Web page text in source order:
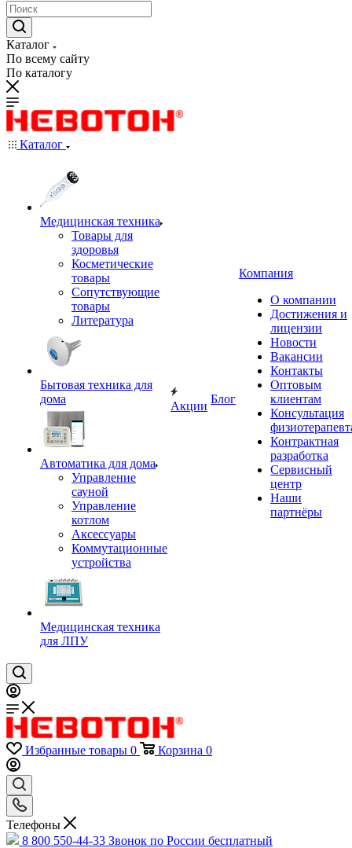
Каталог
По всему сайту
По каталогу
Каталог
Медицинская техника
Товары для
здоровья
Косметические
товары
Сопутствующие
товары
Литература
Бытовая техника для
дома
Автоматика для дома
Управление
сауной
Управление
котлом
Аксессуары
Коммутационные
устройства
Медицинская техника
для ЛПУ
Акции
Блог
Компания
О компании
Достижения и
лицензии
Новости
Вакансии
Контакты
Оптовым
клиентам
Консультация
Контрактная
разработка
Сервисный
центр
Наши
партнёры
Избранные товары 0 Корзина 0
Телефоны
8 800 550-44-33 Звонок по России бесплатный